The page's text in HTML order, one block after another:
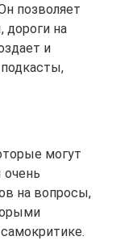
позволяет
дороги на
и
могут
на вопросы,